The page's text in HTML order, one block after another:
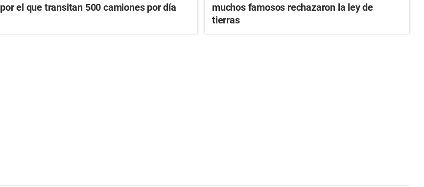
por el que transitan 500 camiones por día
muchos famosos rechazaron la ley de
tierras